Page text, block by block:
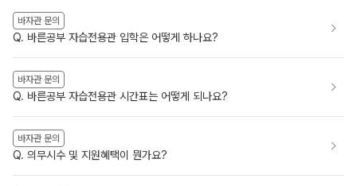
바자관 문의
Q. 바른공부 자습전용관 입학은 어떻게 하나요?
바자관 문의
Q. 바른공부 자습전용관 시간표는 어떻게 되나요?
바자관 문의
Q. 의무시수 및 지원혜택이 뭔가요?